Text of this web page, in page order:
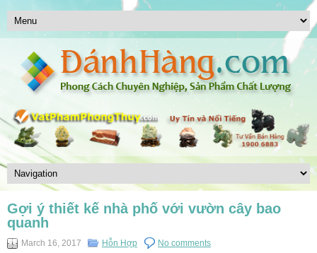
Gợi ý thiết kế nhà phố với vườn cây bao
quanh
March 16, 2017 Hỗn Hợp No comments